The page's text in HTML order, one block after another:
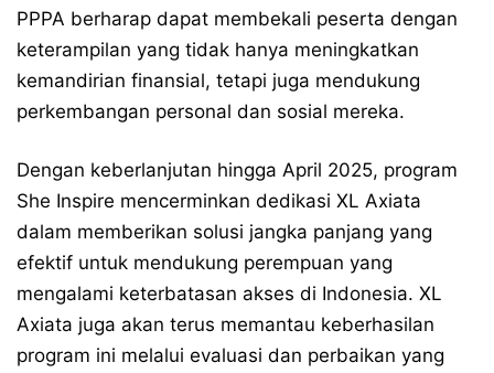
PPPA berharap dapat membekali peserta dengan
keterampilan yang tidak hanya meningkatkan
kemandirian finansial, tetapi juga mendukung
perkembangan personal dan sosial mereka.
Dengan keberlanjutan hingga April 2025, program
She Inspire mencerminkan dedikasi XL Axiata
dalam memberikan solusi jangka panjang yang
efektif untuk mendukung perempuan yang
mengalami keterbatasan akses di Indonesia. XL
Axiata juga akan terus memantau keberhasilan
program ini melalui evaluasi dan perbaikan yang